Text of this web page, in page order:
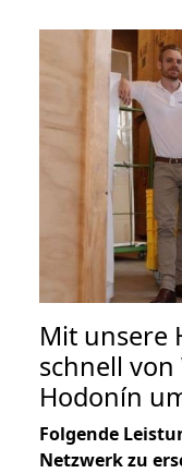
Mit unsere
schnell
Hodonín
Folgende
Netzwerk zu